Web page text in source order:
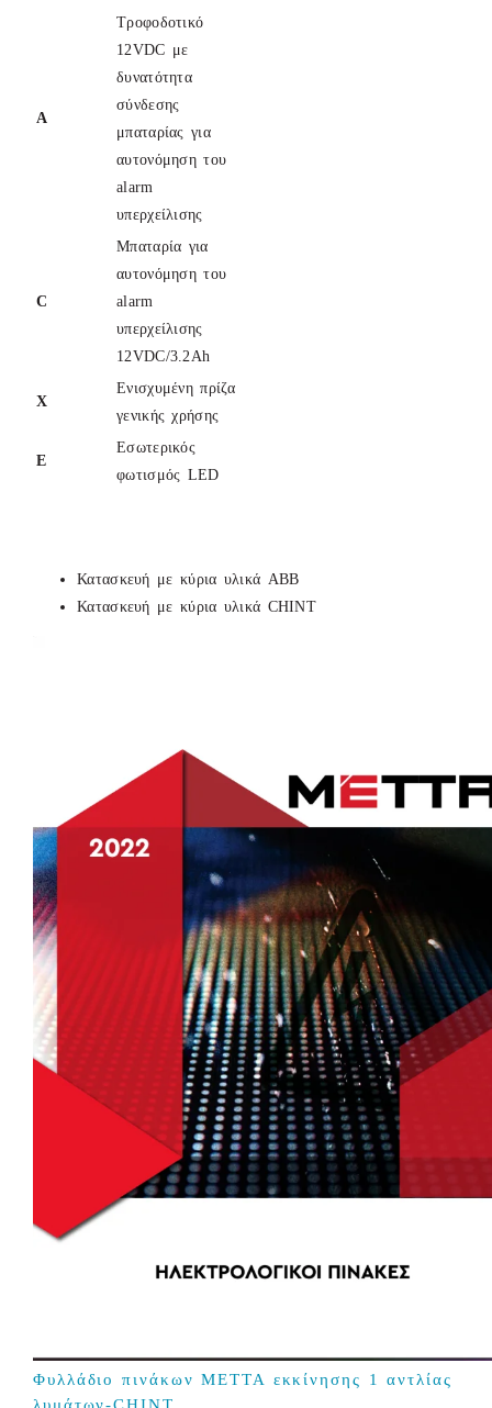
A
Τροφοδοτικό
12VDC με
δυνατότητα
σύνδεσης
μπαταρίας για
αυτονόμηση του
alarm
υπερχείλισης
C
Μπαταρία για
αυτονόμηση του
alarm
υπερχείλισης
12VDC/3.2Ah
Χ
Ενισχυμένη πρίζα
γενικής χρήσης
Ε
Εσωτερικός
φωτισμός LED
Κατασκευή με κύρια υλικά ABB
Κατασκευή με κύρια υλικά CHINT
Φυλλάδιο πινάκων ΜΕΤΤΑ εκκίνησης 1 αντλίας